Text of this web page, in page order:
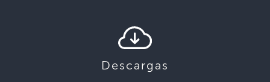
Descargas